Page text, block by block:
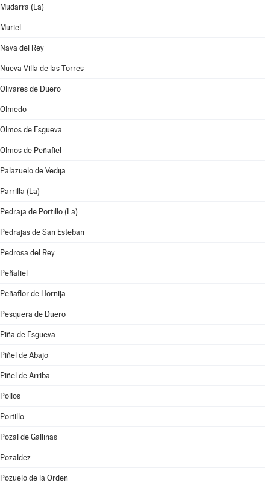
Mudarra (La)
Muriel
Nava del Rey
Nueva Villa de las Torres
Olivares de Duero
Olmedo
Olmos de Esgueva
Olmos de Peñafiel
Palazuelo de Vedija
Parrilla (La)
Pedraja de Portillo (La)
Pedrajas de San Esteban
Pedrosa del Rey
Peñafiel
Peñaflor de Hornija
Pesquera de Duero
Piña de Esgueva
Piñel de Abajo
Piñel de Arriba
Pollos
Portillo
Pozal de Gallinas
Pozaldez
Pozuelo de la Orden